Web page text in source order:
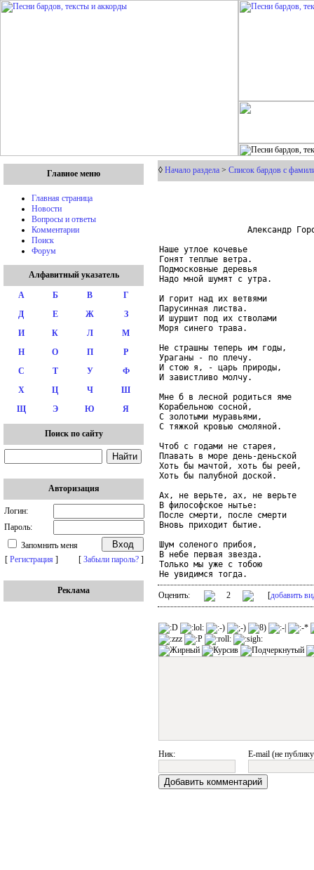
Главное меню
Главная страница
Новости
Вопросы и ответы
Комментарии
Поиск
Форум
Алфавитный указатель
А Б В
Г
Д
Е Ж
З
И
К Л
М
Н
О П
Р
С
Т У
Ф
Х
Ц Ч
Ш
Щ
Э Ю Я
Поиск по сайту
Авторизация
Логин:
Пароль:
Запомнить меня
[ Регистрация ] [ Забыли пароль? ]
Реклама
◊ Начало раздела > Список бардов с
Александр
Наше утлое кочевье
Гонят теплые ветра.
Подмосковные деревья
Надо мной шумят с утра.
И горит над их ветвями
Парусинная листва.
И шуршит под их стволами
Моря синего трава.
Не страшны теперь им годы,
Ураганы - по плечу.
И стою я, - царь природы,
И завистливо молчу.
Мне б в лесной родиться яме
Корабельною сосной,
С золотыми муравьями,
С тяжкой кровью смоляной.
Чтоб с годами не старея,
Плавать в море день-деньской
Хоть бы мачтой, хоть бы реей,
Хоть бы палубной доской.
Ах, не верьте, ах, не верьте
В философское нытье:
После смерти, после смерти
Вновь приходит бытие.
Шум соленого прибоя,
В небе первая звезда.
Только мы уже с тобою
Не увидимся тогда.
Оценить: 2 [добавить
Ник: E-mail (не